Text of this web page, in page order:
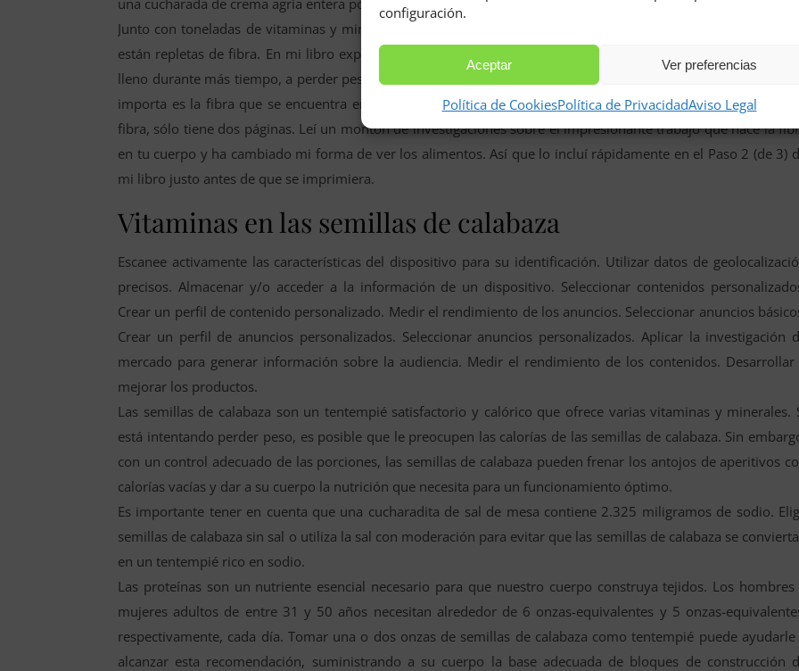
configuración.
Aceptar Ver preferencias
Política de CookiesPolítica de PrivacidadAviso Legal
Junto con toneladas de vitaminas y minerales esenciales, las semillas de calabaza son una proteína digerible y
están repletas de fibra. En mi libro explico por qué la fibra te ayuda a llenarte de forma natural, a mantenerte
lleno durante más tiempo, a perder peso y a estar SUPER saludable. Su cuerpo ama la fibra. Y el Único tipo que
importa es la fibra que se encuentra en los alimentos naturales. Aunque mi libro profundiza en el tema de la
fibra, sólo tiene dos páginas. Leí un montón de investigaciones sobre el impresionante trabajo que hace la
en tu cuerpo y ha cambiado mi forma de ver los alimentos. Así que lo incluí rápidamente en el Paso 2 (de 3)
mi libro justo antes de que se imprimiera.
Vitaminas en las semillas de calabaza
Escanee activamente las características del dispositivo para su identificación. Utilizar datos de
precisos. Almacenar y/o acceder a la información de un dispositivo. Seleccionar contenidos
Crear un perfil de contenido personalizado. Medir el rendimiento de los anuncios. Seleccionar anuncios
Crear un perfil de anuncios personalizados. Seleccionar anuncios personalizados. Aplicar la investigación
mercado para generar información sobre la audiencia. Medir el rendimiento de los contenidos. Desarrollar
mejorar los productos.
Las semillas de calabaza son un tentempié satisfactorio y calórico que ofrece varias vitaminas y minerales.
está intentando perder peso, es posible que le preocupen las calorías de las semillas de calabaza. Sin
con un control adecuado de las porciones, las semillas de calabaza pueden frenar los antojos de aperitivos
calorías vacías y dar a su cuerpo la nutrición que necesita para un funcionamiento óptimo.
Es importante tener en cuenta que una cucharadita de sal de mesa contiene 2.325 miligramos de sodio.
semillas de calabaza sin sal o utiliza la sal con moderación para evitar que las semillas de calabaza se
en un tentempié rico en sodio.
Las proteínas son un nutriente esencial necesario para que nuestro cuerpo construya tejidos. Los hombres
mujeres adultos de entre 31 y 50 años necesitan alrededor de 6 onzas-equivalentes y 5 onzas-
respectivamente, cada día. Tomar una o dos onzas de semillas de calabaza como tentempié puede ayudarle
alcanzar esta recomendación, suministrando a su cuerpo la base adecuada de bloques de construcción